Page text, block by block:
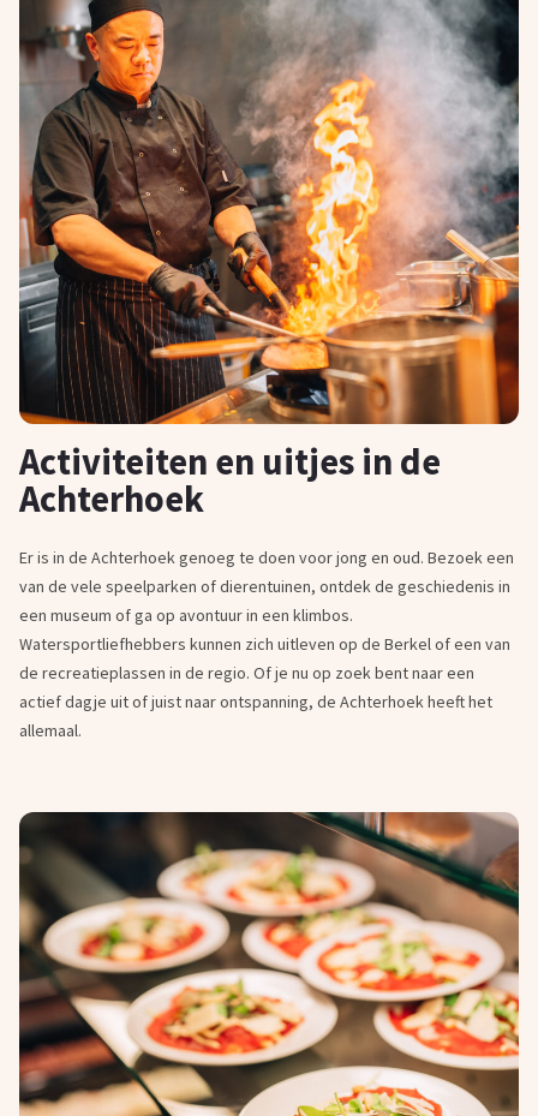
Activiteiten en uitjes in de
Achterhoek
Er is in de Achterhoek genoeg te doen voor jong en oud. Bezoek een
van de vele speelparken of dierentuinen, ontdek de geschiedenis in
een museum of ga op avontuur in een klimbos.
Watersportliefhebbers kunnen zich uitleven op de Berkel of een van
de recreatieplassen in de regio. Of je nu op zoek bent naar een
actief dagje uit of juist naar ontspanning, de Achterhoek heeft het
allemaal.